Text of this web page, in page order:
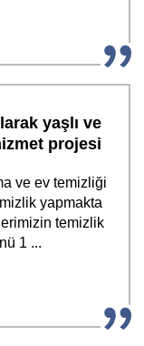
yaşlı ve
projesi
ve ev temizliği
yapmakta
temizlik
1 ...